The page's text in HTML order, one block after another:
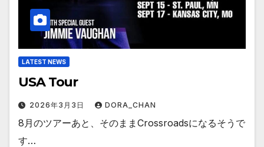
LATEST NEWS
USA Tour
2026年3月3日 DORA_CHAN
8月のツアーあと、そのままCrossroadsになるそうで
す…